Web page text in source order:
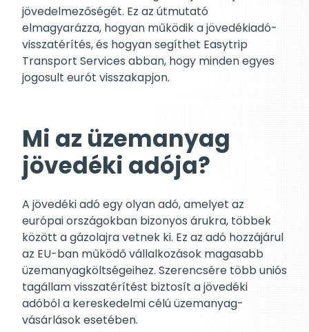
jövedelmezőségét. Ez az útmutató
elmagyarázza, hogyan működik a jövedékiadó-
visszatérítés, és hogyan segíthet Easytrip
Transport Services abban, hogy minden egyes
jogosult eurót visszakapjon.
Mi az üzemanyag
jövedéki adója?
A jövedéki adó egy olyan adó, amelyet az
európai országokban bizonyos árukra, többek
között a gázolajra vetnek ki. Ez az adó hozzájárul
az EU-ban működő vállalkozások magasabb
üzemanyagköltségeihez. Szerencsére több uniós
tagállam visszatérítést biztosít a jövedéki
adóból a kereskedelmi célú üzemanyag-
vásárlások esetében.